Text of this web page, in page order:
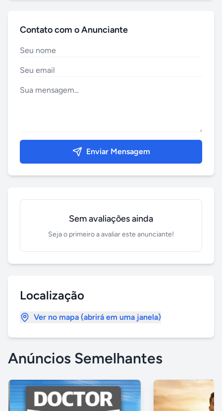
Contato com o Anunciante
Enviar Mensagem
Sem avaliações ainda
Seja o primeiro a avaliar este anunciante!
Localização
Ver no mapa (abrirá em uma janela)
Anúncios Semelhantes